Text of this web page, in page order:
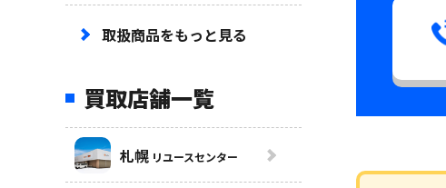
取扱商品をもっと見る
買取店舗一覧
札幌 リユースセンター